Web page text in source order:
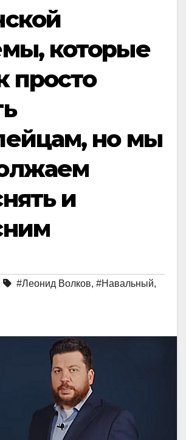
которые
просто
но мы
и
#Леонид Волков, #Навальный,